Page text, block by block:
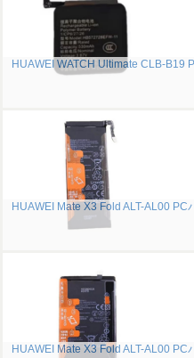
HUAWEI WATCH Ultimate CLB-B19
HUAWEI Mate X3 Fold ALT-AL00
HUAWEI Mate X3 Fold ALT-AL00